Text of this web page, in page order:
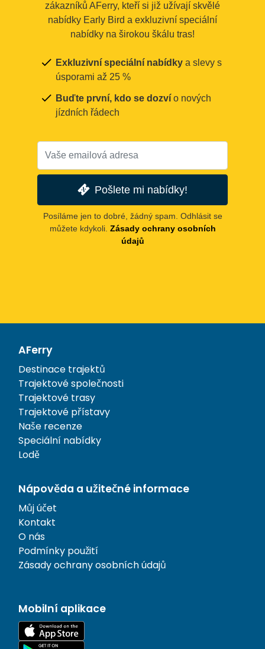
zákazníků AFerry, kteří si již užívají skvělé
nabídky Early Bird a exkluzivní speciální
nabídky na širokou škálu tras!
Exkluzivní speciální nabídky a slevy s
úsporami až 25 %
Buďte první, kdo se dozví o nových
jízdních řádech
Pošlete mi nabídky!
Posíláme jen to dobré, žádný spam. Odhlásit se
můžete kdykoli. Zásady ochrany osobních
údajů
AFerry
Destinace trajektů
Trajektové společnosti
Trajektové trasy
Trajektové přístavy
Naše recenze
Speciální nabídky
Lodě
Nápověda a užitečné informace
Můj účet
Kontakt
O nás
Podmínky použití
Zásady ochrany osobních údajů
Mobilní aplikace